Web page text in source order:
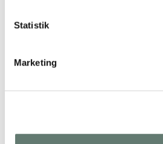
Statistik
Marketing
VELKOMMEN
Mangler du overskud til at skabe